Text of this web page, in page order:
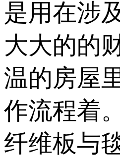
是用在涉
大大的的
温的房屋
作流程着
纤维板与